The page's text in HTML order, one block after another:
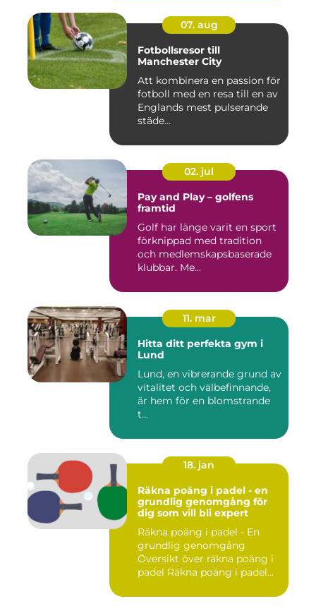
07. aug
Fotbollsresor till
Manchester City
Att kombinera en passion för
fotboll med en resa till en av
Englands mest pulserande
städe...
02. jul
Pay and Play – golfens
framtid
Golf har länge varit en sport
förknippad med tradition
och medlemskapsbaserade
klubbar. Me...
11. mar
Hitta ditt perfekta gym i
Lund
Lund, en vibrerande grund av
vitalitet och välbefinnande,
är hem för en blomstrande
t...
18. jan
Räkna poäng i padel - en
grundlig genomgång för
dig som vill bli expert
Räkna poäng i padel - En
grundlig genomgång
Översikt över räkna poäng i
padel Räkna poäng i padel...